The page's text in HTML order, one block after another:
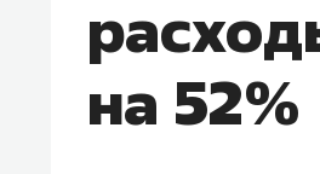
на 52%